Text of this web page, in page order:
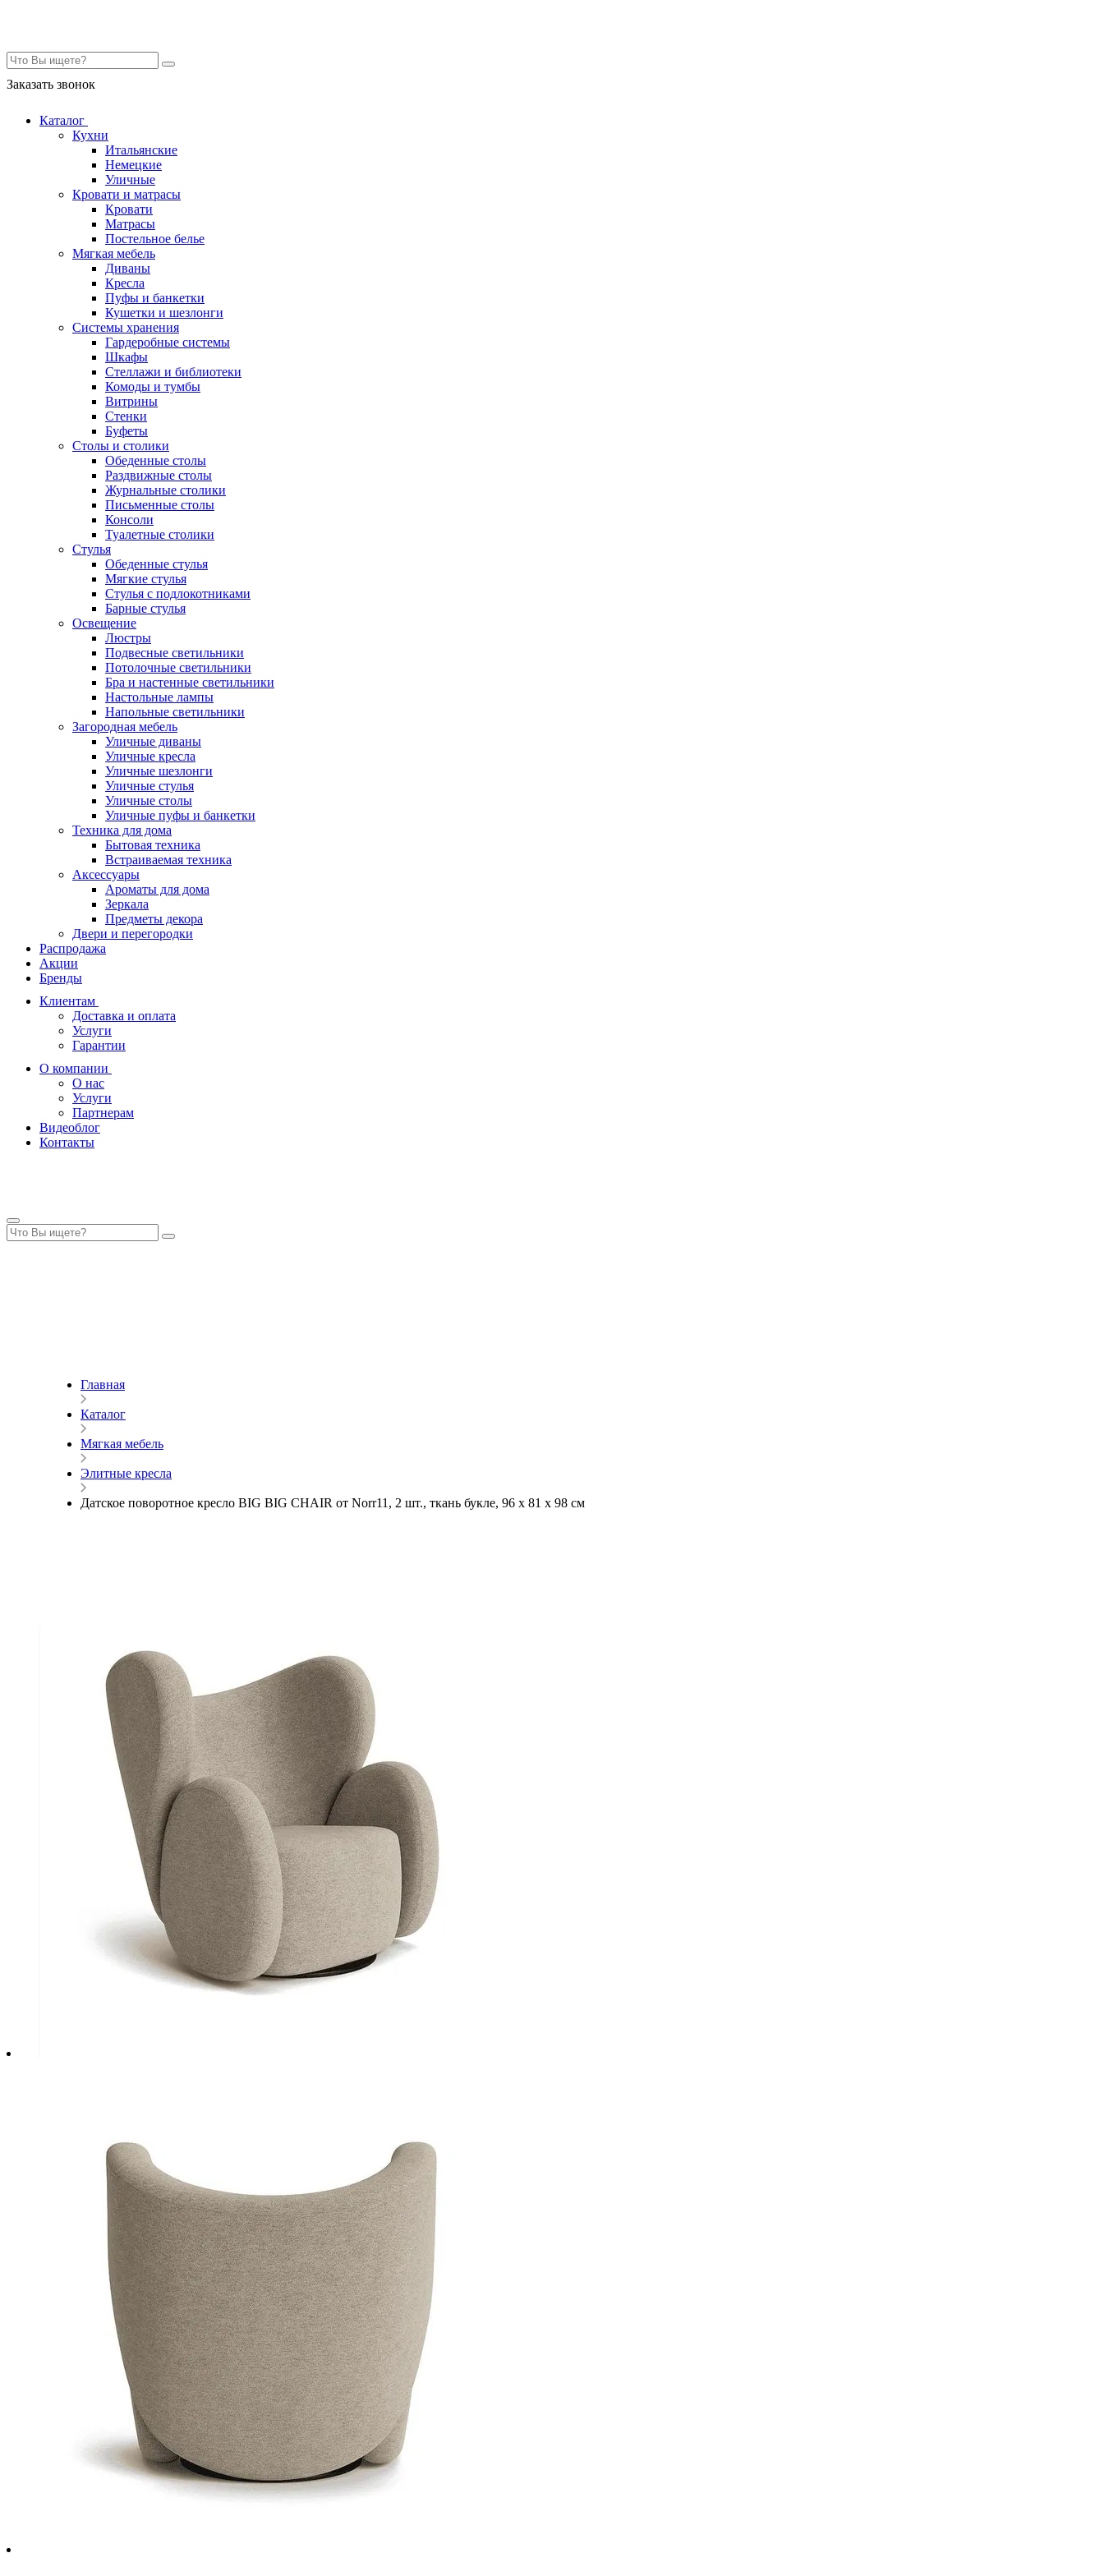
Заказать звонок
Каталог
Кухни
Итальянские
Немецкие
Уличные
Кровати и матрасы
Кровати
Матрасы
Постельное белье
Мягкая мебель
Диваны
Кресла
Пуфы и банкетки
Кушетки и шезлонги
Системы хранения
Гардеробные системы
Шкафы
Стеллажи и библиотеки
Комоды и тумбы
Витрины
Стенки
Буфеты
Столы и столики
Обеденные столы
Раздвижные столы
Журнальные столики
Письменные столы
Консоли
Туалетные столики
Стулья
Обеденные стулья
Мягкие стулья
Стулья с подлокотниками
Барные стулья
Освещение
Люстры
Подвесные светильники
Потолочные светильники
Бра и настенные светильники
Настольные лампы
Напольные светильники
Загородная мебель
Уличные диваны
Уличные кресла
Уличные шезлонги
Уличные стулья
Уличные столы
Уличные пуфы и банкетки
Техника для дома
Бытовая техника
Встраиваемая техника
Аксессуары
Ароматы для дома
Зеркала
Предметы декора
Двери и перегородки
Распродажа
Акции
Бренды
Клиентам
Доставка и оплата
Услуги
Гарантии
О компании
О нас
Услуги
Партнерам
Видеоблог
Контакты
Главная
Каталог
Мягкая мебель
Элитные кресла
Датское поворотное кресло BIG BIG CHAIR от Norr11, 2 шт., ткань букле, 96 х 81 х 98 см